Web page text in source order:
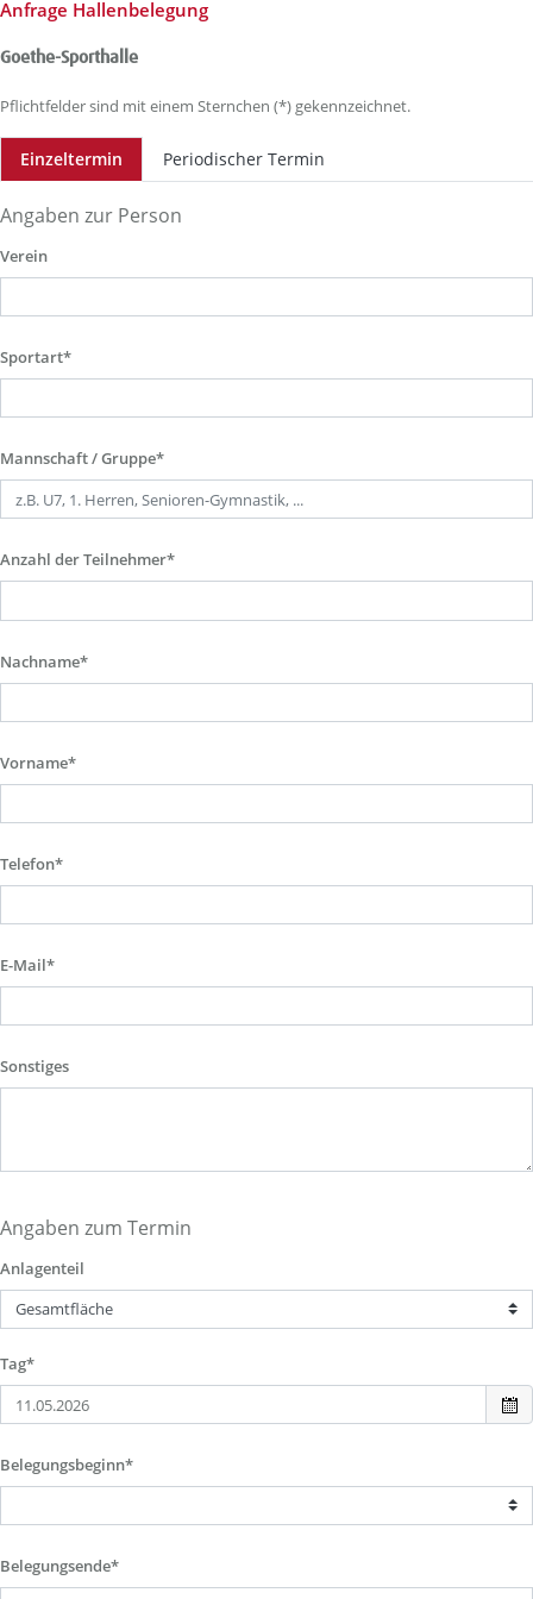
Anfrage Hallenbelegung
Goethe-Sporthalle
Pflichtfelder sind mit einem Sternchen (*) gekennzeichnet.
Einzeltermin Periodischer Termin
Angaben zur Person
Verein
Sportart*
Mannschaft / Gruppe*
Anzahl der Teilnehmer*
Nachname*
Vorname*
Telefon*
E-Mail*
Sonstiges
Angaben zum Termin
Anlagenteil
Tag*
Belegungsbeginn*
Belegungsende*